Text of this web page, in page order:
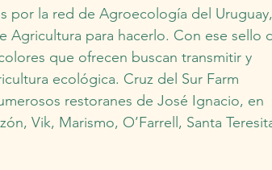
por la red de Agroecología del Uruguay,
Agricultura para hacerlo. Con ese sello
que ofrecen buscan transmitir y
ecológica. Cruz del Sur Farm
restoranes de José Ignacio, en
Vik, Marismo, O’Farrell, Santa